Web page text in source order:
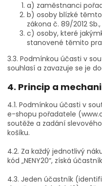
a) zaměstnanci
b) osoby blízké
zákona č. 89/2012
c) osoby, které
stanovené těmito
3.3. Podmínkou účasti v
souhlasí a zavazuje se je
4. Princip a
4.1. Podmínkou účasti v
e-shopu pořadatele
soutěže a zadání
košíku.
4.2. Za každý jednotlivý
kód „NENY20“, získá účastník
4.3. Jeden účastník